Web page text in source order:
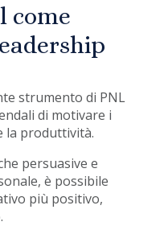
come
strumento di PNL
di motivare i
la produttività.
persuasive e
è possibile
più positivo,